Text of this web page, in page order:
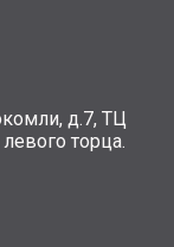
д.7, ТЦ
торца.